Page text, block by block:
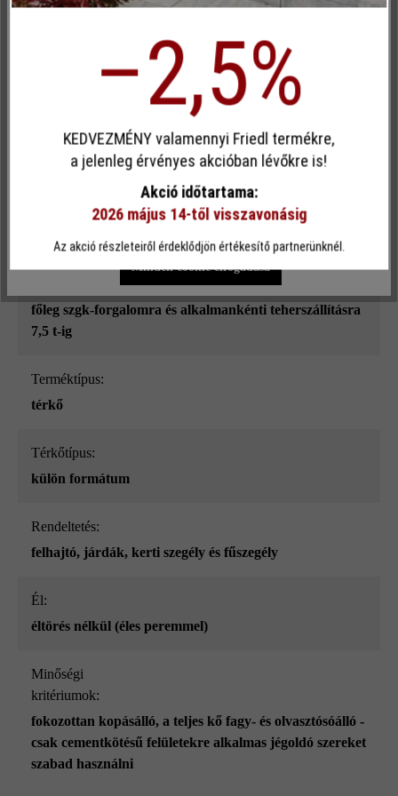
mikroéltöréssel megmunkált kövek esetében.
Felületi struktúra:
főleg szgk-forgalomra és alkalmankénti teherszállításra
7,5 t-ig
Terméktípus:
térkő
Térkőtípus:
külön formátum
Rendeltetés:
felhajtó, járdák, kerti szegély és fűszegély
él:
éltörés nélkül (éles peremmel)
Minőségi
kritériumok:
fokozottan kopásálló, a teljes kő fagy- és olvasztósóálló -
csak cementkötésű felületekre alkalmas jégoldó szereket
szabad használni
Kényelem (Google Térkép) Inaktív
Egyéni cookie elfogadása
Ez a webhely cookie-kat használ, hogy a lehető legjobb
funkcionalitást kínálja Önnek...További információ
Egyéni beállítások Csak funkcionális cookie elfogadása
Minden cookie elfogadása
–2,5%
KEDVEZMÉNY valamennyi Friedl termékre,
a jelenleg érvényes akcióban lévőkre is!
Akció időtartama:
2026 május 14-től visszavonásig
Az akció részleteiről érdeklődjön értékesítő partnerünknél.